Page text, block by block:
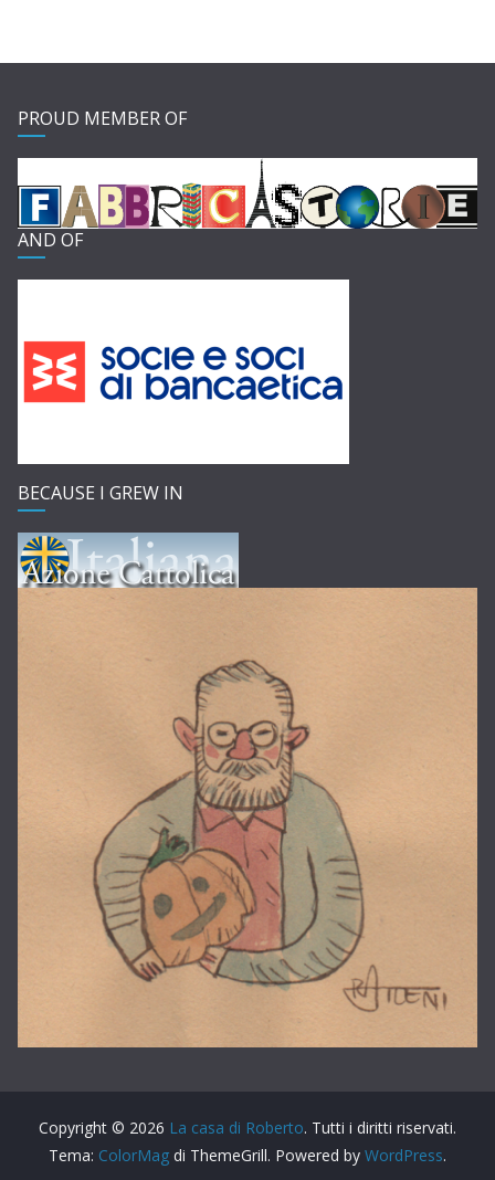
PROUD MEMBER OF
AND OF
BECAUSE I GREW IN
Copyright © 2026 La casa di Roberto. Tutti i diritti riservati.
Tema: ColorMag di ThemeGrill. Powered by WordPress.